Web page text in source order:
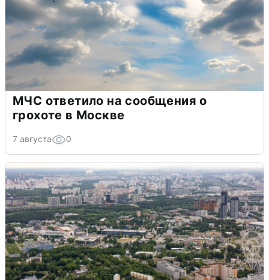
МЧС ответило на сообщения о
грохоте в Москве
7 августа 0